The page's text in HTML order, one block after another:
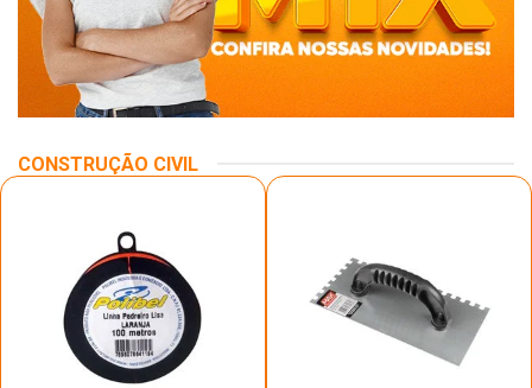
CONSTRUÇÃO CIVIL